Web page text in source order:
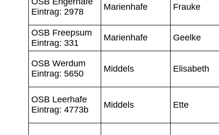
Eintrag: 2978
Marienhafe Frauke
OSB Freepsum
Eintrag: 331
Marienhafe Geelke
OSB Werdum
Eintrag: 5650
Middels Elisabeth
OSB Leerhafe
Eintrag: 4773b
Middels Ette